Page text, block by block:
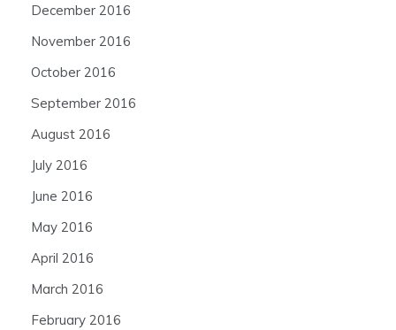
December 2016
November 2016
October 2016
September 2016
August 2016
July 2016
June 2016
May 2016
April 2016
March 2016
February 2016